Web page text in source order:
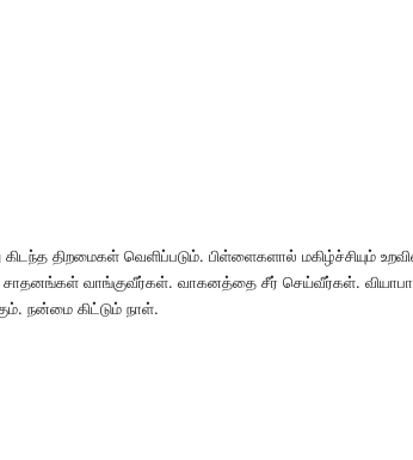
கிடந்த திறமைகள் வெளிப்படும். பிள்ளைகளால் மகிழ்ச்சியும்
சாதனங்கள் வாங்குவீர்கள். வாகனத்தை சீர் செய்வீர்கள். வியாபாரம்
நன்மை கிட்டும் நாள்.